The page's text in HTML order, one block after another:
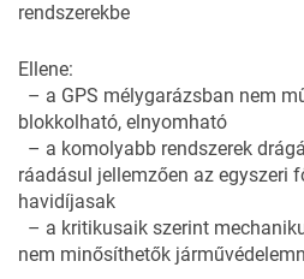
rendszerekbe
Ellene:
– a GPS mélygarázsban nem
blokkolható, elnyomható
– a komolyabb rendszerek
ráadásul jellemzően az egyszeri
havidíjasak
– a kritikusaik szerint
nem minősíthetők